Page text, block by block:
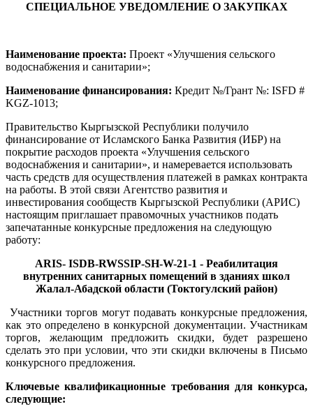
СПЕЦИАЛЬНОЕ УВЕДОМЛЕНИЕ О ЗАКУПКАХ
Наименование проекта: Проект «Улучшения сельского
водоснабжения и санитарии»;
Наименование финансирования: Кредит №/Грант №: ISFD #
KGZ-1013;
Правительство Кыргызской Республики получило
финансирование от Исламского Банка Развития (ИБР) на
покрытие расходов проекта «Улучшения сельского
водоснабжения и санитарии», и намеревается использовать
часть средств для осуществления платежей в рамках контракта
на работы. В этой связи Агентство развития и
инвестирования сообществ Кыргызской Республики (АРИС)
настоящим приглашает правомочных участников подать
запечатанные конкурсные предложения на следующую
работу:
ARIS- ISDB-RWSSIP-SH-W-21-1 - Реабилитация
внутренних санитарных помещений в зданиях школ
Жалал-Абадской области (Токтогулский район)
Участники торгов могут подавать конкурсные предложения,
как это определено в конкурсной документации. Участникам
торгов, желающим предложить скидки, будет разрешено
сделать это при условии, что эти скидки включены в Письмо
конкурсного предложения.
Ключевые квалификационные требования для конкурса,
следующие: